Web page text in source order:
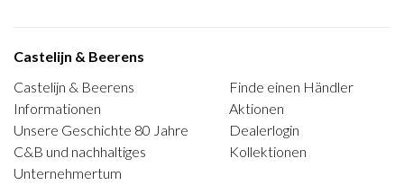
Castelijn & Beerens
Castelijn & Beerens
Informationen
Unsere Geschichte 80 Jahre
C&B und nachhaltiges
Unternehmertum
Finde einen Händler
Aktionen
Dealerlogin
Kollektionen